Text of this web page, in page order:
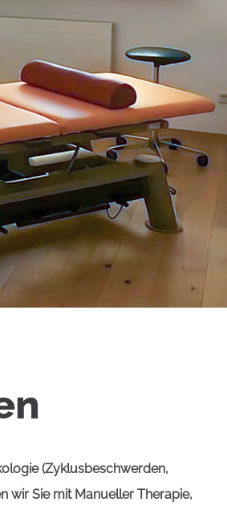
(Zyklusbeschwerden,
wir Sie mit Manueller Therapie,